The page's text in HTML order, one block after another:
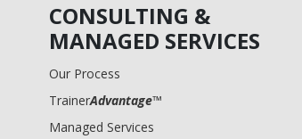
CONSULTING &
MANAGED SERVICES
Our Process
TrainerAdvantage™
Managed Services